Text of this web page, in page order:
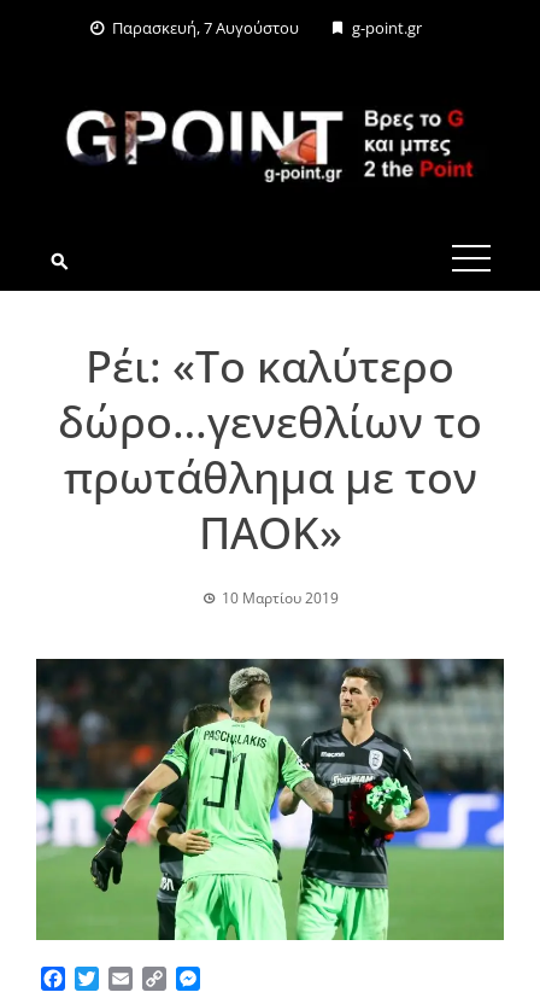
Παρασκευή, 7 Αυγούστου g-point.gr
G-POINT.GR
Ρέι: «Το καλύτερο
δώρο…γενεθλίων το
πρωτάθλημα με τον
ΠΑΟΚ»
10 Μαρτίου 2019
Facebook
TwitterEmailCopy